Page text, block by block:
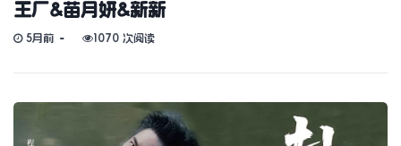
王厂&苗月妍&新新
5月前 1070 次阅读